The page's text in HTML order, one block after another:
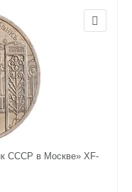
СССР в Москве» XF-